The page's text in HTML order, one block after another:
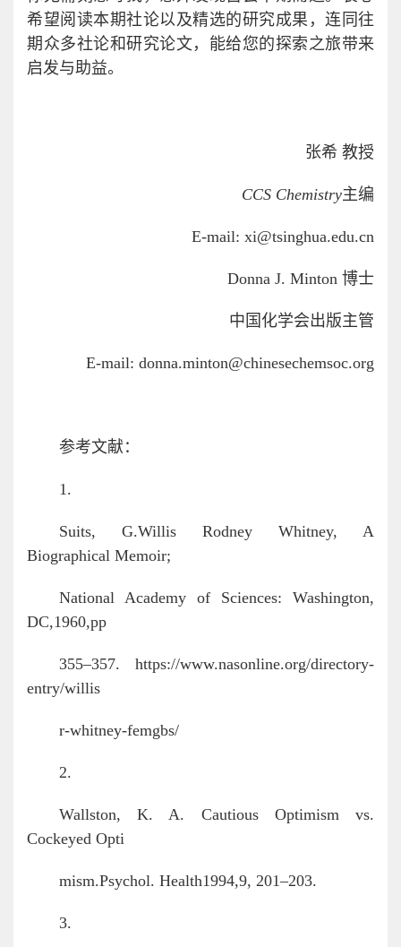
希望阅读本期社论以及精选的研究成果，连同往
期众多社论和研究论文，能给您的探索之旅带来
启发与助益。
张希 教授
CCS Chemistry主编
E-mail: xi@tsinghua.edu.cn
Donna J. Minton 博士
中国化学会出版主管
E-mail: donna.minton@chinesechemsoc.org
参考文献：
1.
Suits, G.Willis Rodney Whitney, A
Biographical Memoir;
National Academy of Sciences: Washington,
DC,1960,pp
355–357. https://www.nasonline.org/directory-
entry/willis
r-whitney-femgbs/
2.
Wallston, K. A. Cautious Optimism vs.
Cockeyed Opti
mism.Psychol. Health1994,9, 201–203.
3.